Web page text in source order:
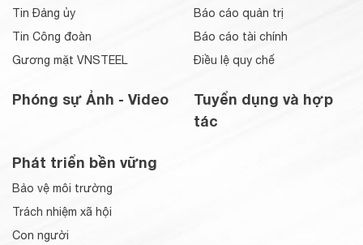
Tin Đảng ủy
Tin Công đoàn
Gương mặt VNSTEEL
Phóng sự Ảnh - Video
Báo cáo quản trị
Báo cáo tài chính
Điều lệ quy chế
Tuyển dụng và hợp
tác
Phát triển bền vững
Bảo vệ môi trường
Trách nhiệm xã hội
Con người